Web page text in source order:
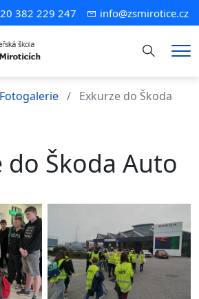
382 229 247 info@zsmirotice.cz
Hledání
Fotogalerie
Exkurze do Škoda
do Škoda Auto